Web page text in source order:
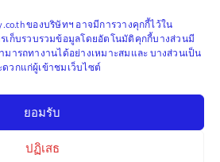
ของบริษัทฯ อาจมีการวางคุกกี้ไว้ใน
เก็บรวบรวมข้อมูลโดยอัตโนมัติคุกกี้บางส่วนมี
มารถทางานได้อย่างเหมาะสมและ บางส่วนเป็น
วกแก่ผู้เข้าชมเว็บไซต์
ยอมรับ
ปฏิเสธ